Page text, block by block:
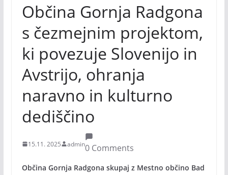
Občina Gornja Radgona
s čezmejnim projektom,
ki povezuje Slovenijo in
Avstrijo, ohranja
naravno in kulturno
dediščino
15.11. 2025 admin0 Comments
Občina Gornja Radgona skupaj z Mestno občino Bad